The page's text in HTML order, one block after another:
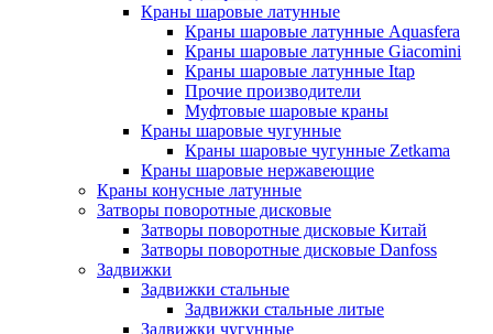
Краны шаровые латунные
Краны шаровые латунные Aquasfera
Краны шаровые латунные Giacomini
Краны шаровые латунные Itap
Прочие производители
Муфтовые шаровые краны
Краны шаровые чугунные
Краны шаровые чугунные Zetkama
Краны шаровые нержавеющие
Краны конусные латунные
Затворы поворотные дисковые
Затворы поворотные дисковые Китай
Затворы поворотные дисковые Danfoss
Задвижки
Задвижки стальные
Задвижки стальные литые
Задвижки чугунные